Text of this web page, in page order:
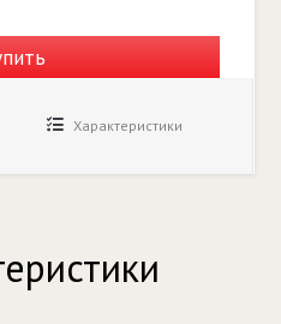
Характеристики